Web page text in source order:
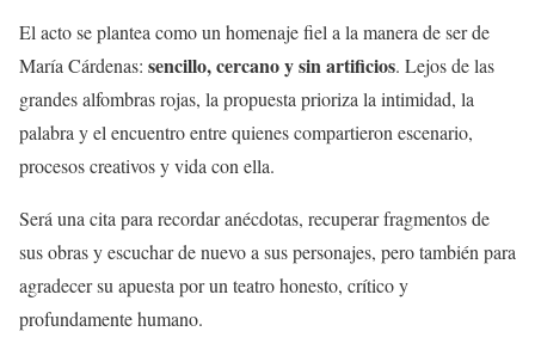
El acto se plantea como un homenaje fiel a la manera de ser de
María Cárdenas: sencillo, cercano y sin artificios. Lejos de las
grandes alfombras rojas, la propuesta prioriza la intimidad, la
palabra y el encuentro entre quienes compartieron escenario,
procesos creativos y vida con ella.
Será una cita para recordar anécdotas, recuperar fragmentos de
sus obras y escuchar de nuevo a sus personajes, pero también para
agradecer su apuesta por un teatro honesto, crítico y
profundamente humano.